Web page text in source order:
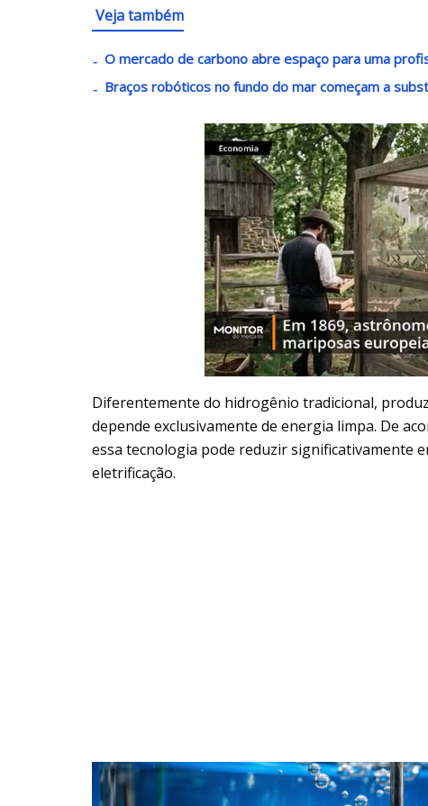
Veja também
O mercado de carbono abre espaço para uma
Braços robóticos no fundo do mar começam a
Diferentemente do hidrogênio tradicional,
depende exclusivamente de energia limpa. De
essa tecnologia pode reduzir significativamente
eletrificação.